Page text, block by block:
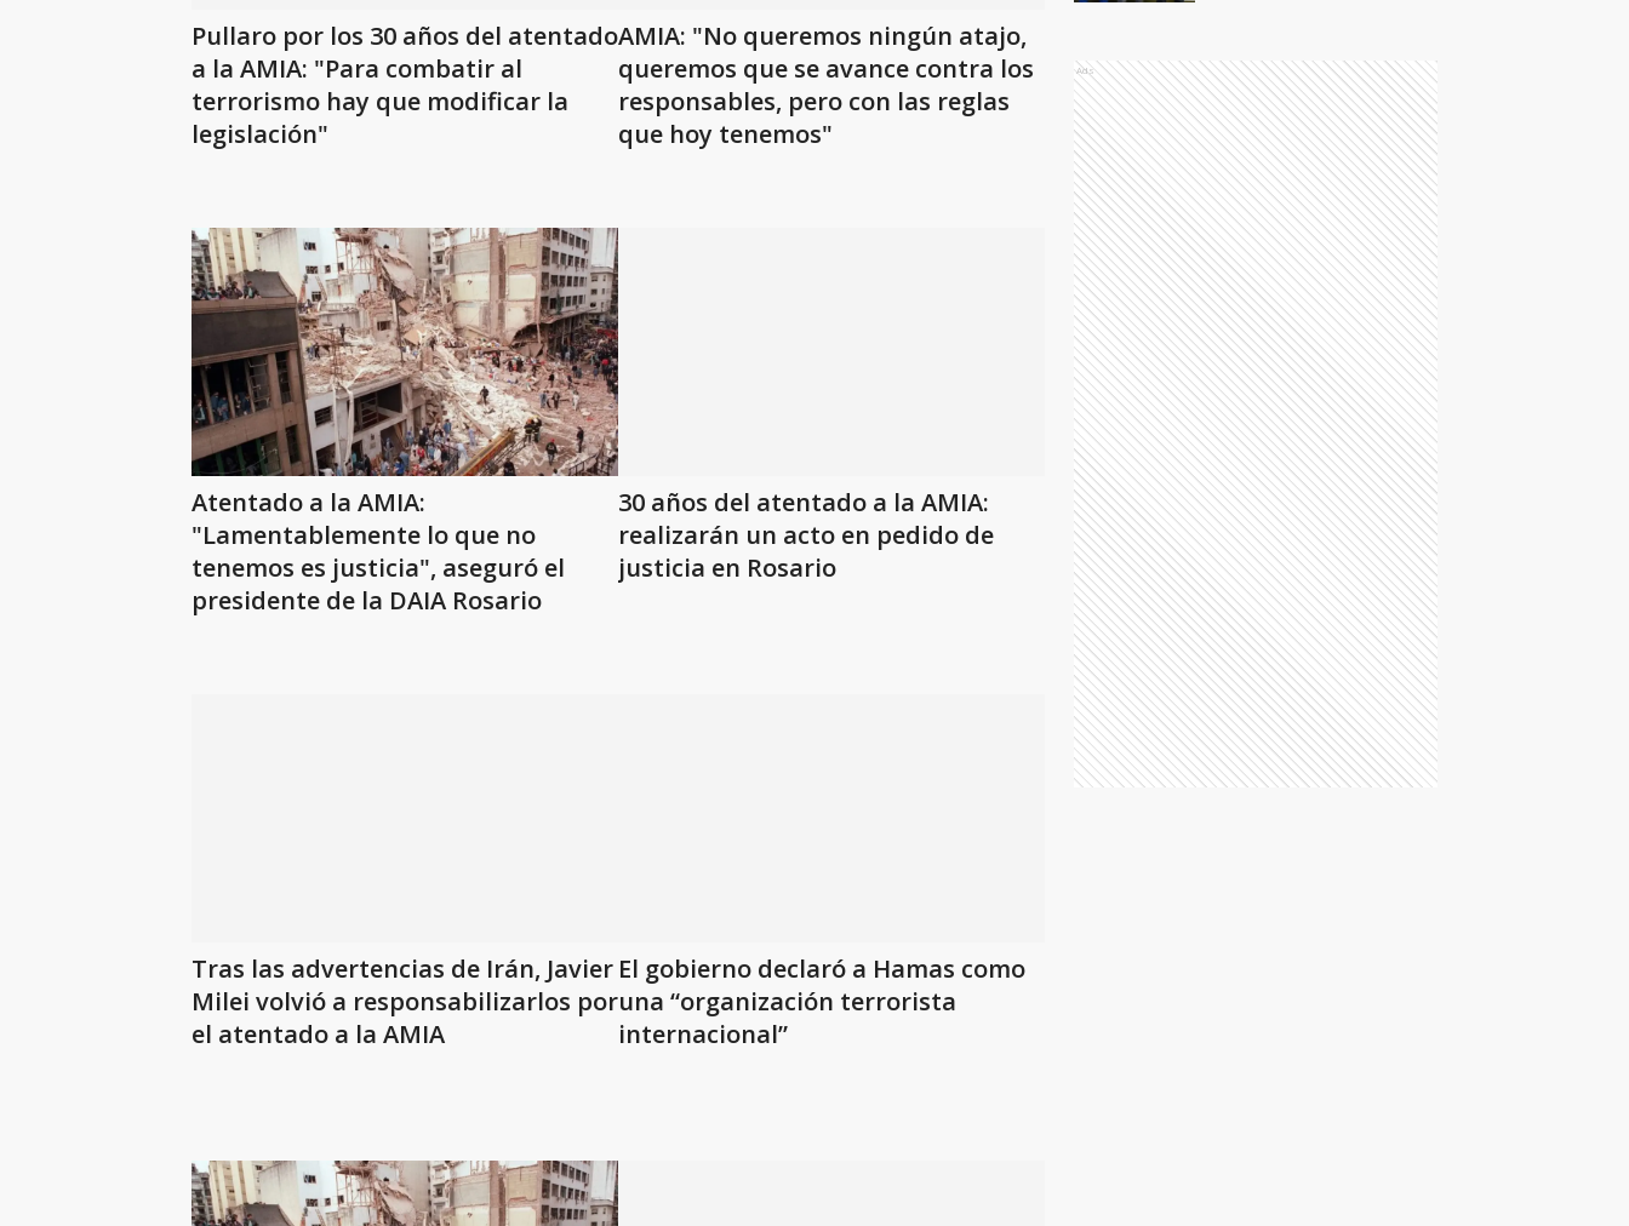
Pullaro por los 30 años del atentado
a la AMIA: "Para combatir al
terrorismo hay que modificar la
legislación"
AMIA: "No queremos ningún atajo,
queremos que se avance contra los
responsables, pero con las reglas
que hoy tenemos"
Atentado a la AMIA:
"Lamentablemente lo que no
tenemos es justicia", aseguró el
presidente de la DAIA Rosario
30 años del atentado a la AMIA:
realizarán un acto en pedido de
justicia en Rosario
Tras las advertencias de Irán, Javier
Milei volvió a responsabilizarlos por
el atentado a la AMIA
El gobierno declaró a Hamas como
una “organización terrorista
internacional”
sur
Ads